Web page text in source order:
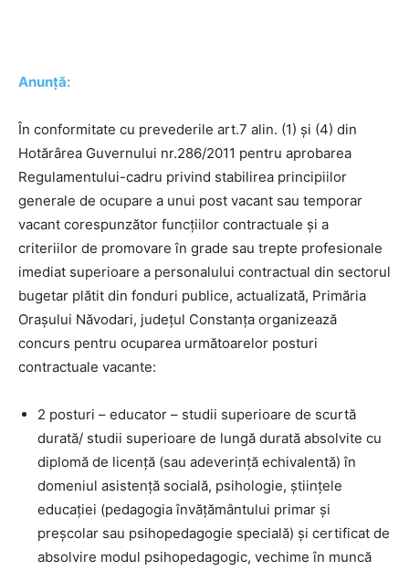
Anunță:
În conformitate cu prevederile art.7 alin. (1) și (4) din
Hotărârea Guvernului nr.286/2011 pentru aprobarea
Regulamentului-cadru privind stabilirea principiilor
generale de ocupare a unui post vacant sau temporar
vacant corespunzător funcțiilor contractuale și a
criteriilor de promovare în grade sau trepte profesionale
imediat superioare a personalului contractual din sectorul
bugetar plătit din fonduri publice, actualizată, Primăria
Orașului Năvodari, județul Constanța organizează
concurs pentru ocuparea următoarelor posturi
contractuale vacante:
2 posturi – educator – studii superioare de scurtă
durată/ studii superioare de lungă durată absolvite cu
diplomă de licență (sau adeverință echivalentă) în
domeniul asistență socială, psihologie, științele
educației (pedagogia învățământului primar și
preșcolar sau psihopedagogie specială) și certificat de
absolvire modul psihopedagogic, vechime în muncă